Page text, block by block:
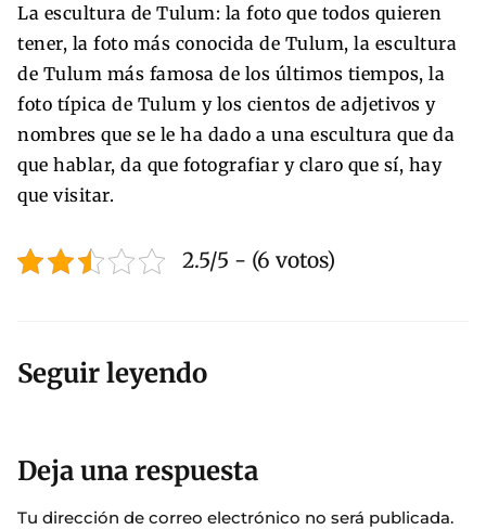
La escultura de Tulum: la foto que todos quieren
tener, la foto más conocida de Tulum, la escultura
de Tulum más famosa de los últimos tiempos, la
foto típica de Tulum y los cientos de adjetivos y
nombres que se le ha dado a una escultura que da
que hablar, da que fotografiar y claro que sí, hay
que visitar.
2.5/5 - (6 votos)
Seguir leyendo
Deja una respuesta
Tu dirección de correo electrónico no será publicada.